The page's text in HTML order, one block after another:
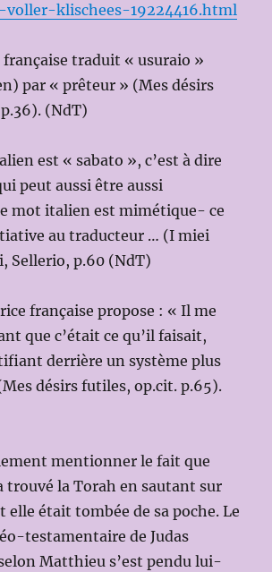
klischees-19224416.html
française traduit « usuraio »
par « prêteur » (Mes désirs
(NdT)
est « sabato », c’est à dire
peut aussi être aussi
mot italien est mimétique- ce
au traducteur … (I miei
Sellerio, p.60 (NdT)
française propose : « Il me
que c’était ce qu’il faisait,
derrière un système plus
désirs futiles, op.cit. p.65).
mentionner le fait que
trouvé la Torah en sautant sur
elle était tombée de sa poche. Le
testamentaire de Judas
Matthieu s’est pendu lui-